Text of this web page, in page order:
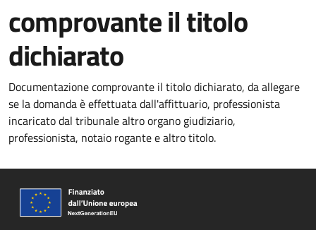
comprovante il titolo
dichiarato
Documentazione comprovante il titolo dichiarato, da allegare
se la domanda è effettuata dall'affittuario, professionista
incaricato dal tribunale altro organo giudiziario,
professionista, notaio rogante e altro titolo.